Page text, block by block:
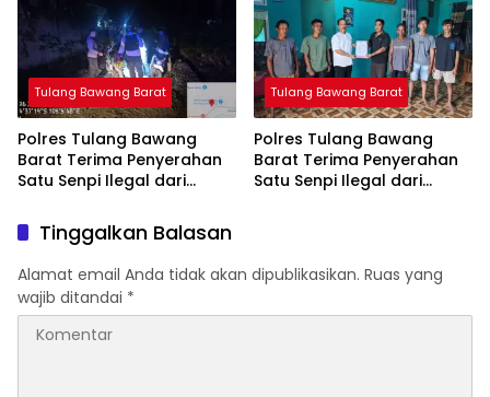
Tulang Bawang Barat
Polres Tulang Bawang
Barat Terima Penyerahan
Satu Senpi Ilegal dari
Tulang Bawang Barat
Polres Tulang Bawang
Barat Terima Penyerahan
Satu Senpi Ilegal dari
Tinggalkan Balasan
Alamat email Anda tidak akan dipublikasikan. Ruas yang
wajib ditandai *